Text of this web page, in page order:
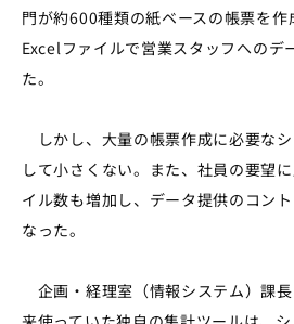
門が約600種類の紙ベースの帳票を作
Excelファイルで営業スタッフへのデ
た。
しかし、大量の帳票作成に必要な
して小さくない。また、社員の要望
イル数も増加し、データ提供のコン
なった。
企画・経理室（情報システム）課